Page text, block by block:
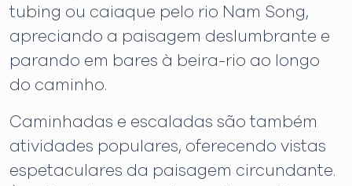
tubing ou caiaque pelo rio Nam Song,
apreciando a paisagem deslumbrante e
parando em bares à beira-rio ao longo
do caminho.
Caminhadas e escaladas são também
atividades populares, oferecendo vistas
espetaculares da paisagem circundante.